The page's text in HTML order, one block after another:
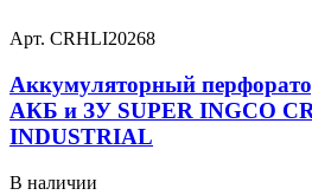
Арт. CRHLI20268
Аккумуляторный
АКБ и ЗУ SUPER INGCO
INDUSTRIAL
В наличии